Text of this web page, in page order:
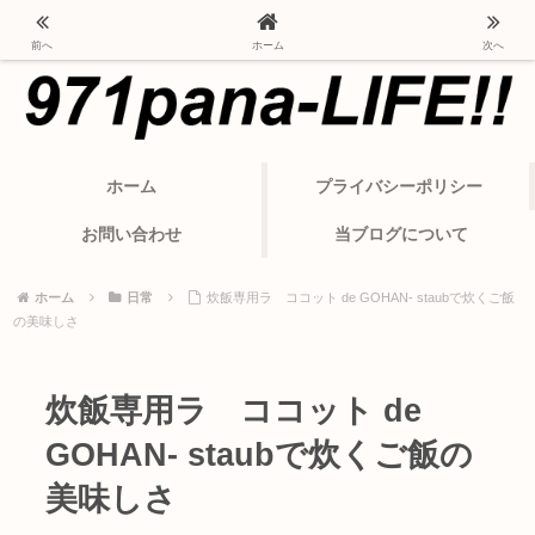
ポルシェ・パナメーラから変わったカーライフ
ホーム プライバシーポリシー
お問い合わせ 当ブログについて
ホーム 日常
炊飯専用ラ ココット de GOHAN- staubで炊くご飯
の美味しさ
炊飯専用ラ ココット de
GOHAN- staubで炊くご飯の
美味しさ
前へ ホーム 次へ